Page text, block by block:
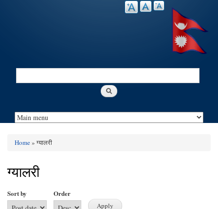
Search
Home» ग्यालरी
ग्यालरी
Sort by Order